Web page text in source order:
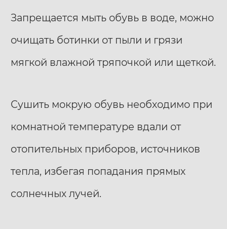
Запрещается мыть обувь в воде, можно
очищать ботинки от пыли и грязи
мягкой влажной тряпочкой или щеткой.
Сушить мокрую обувь необходимо при
комнатной температуре вдали от
отопительных приборов, источников
тепла, избегая попадания прямых
солнечных лучей.